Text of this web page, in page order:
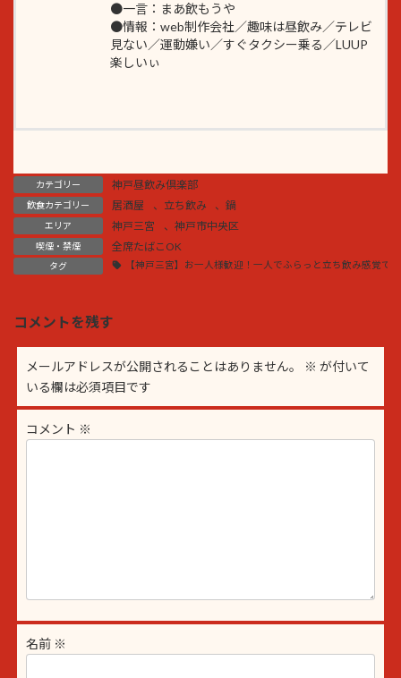
●一言：まあ飲もうや
●情報：web制作会社／趣味は昼飲み／テレビ
見ない／運動嫌い／すぐタクシー乗る／LUUP
楽しいぃ
カテゴリー 神戸昼飲み倶楽部
飲食カテゴリー 居酒屋 、 立ち飲み 、鍋
エリア 神戸三宮 、 神戸市中央区
喫煙・禁煙 全席たばこOK
タグ 【神戸三宮】お一人様歓迎！一人でふらっと立ち飲み感覚で
コメントを残す
メールアドレスが公開されることはありません。 ※ が付いて
いる欄は必須項目です
コメント ※
名前 ※